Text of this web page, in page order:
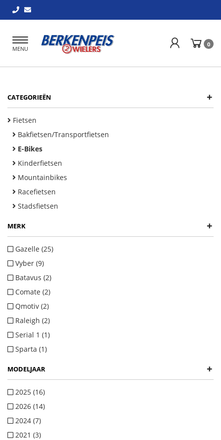
Toggle
navigation
MENU
0
CATEGORIEËN +
Fietsen
Bakfietsen/Transportfietsen
E-Bikes
Kinderfietsen
Mountainbikes
Racefietsen
Stadsfietsen
MERK +
Gazelle (25)
Vyber (9)
Batavus (2)
Comate (2)
Qmotiv (2)
Raleigh (2)
Serial 1 (1)
Sparta (1)
MODELJAAR +
2025 (16)
2026 (14)
2024 (7)
2021 (3)